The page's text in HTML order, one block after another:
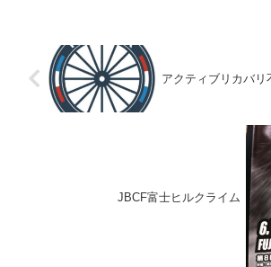
アクティブリカバリ
JBCF富士ヒルクライム